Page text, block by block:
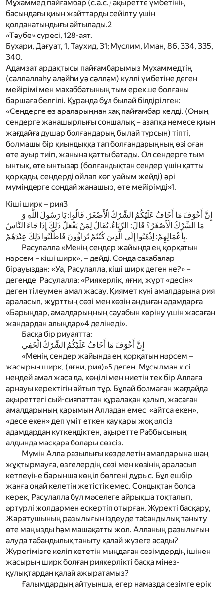
Мұхаммед пайғамбар (с.а.с.) ақыретте үмбетінің
басындағы қиын жайттарды сейілту үшін
қолданатындығы айтылады.2
«Тәубе» сүресі, 128-аят.
Бұхари, Дағуат, 1, Таухид, 31; Мүслим, Иман, 86, 334, 335,
340.
Адамзат ардақтысы пайғамбарымыз Мұхаммедтің
(саллаллаһу аләйһи уә сәлләм) күллі үмбетіне деген
мейірімі мен махаббатының тым ерекше болғаны
баршаға белгілі. Құранда бұл былай білдірілген:
«Сендерге өз араларыңнан хақ пайғамбар келді. (Оның
сендерге жанашырлығы соншалық – азапқа немесе қиын
жағдайға душар болғандарың былай тұрсын) тіпті,
болмашы бір қиындыққа тап болғандарыңның өзі оған
өте ауыр тиіп, жанына қатты батады. Ол сендерге тым
ынтық, өте ынтызар (болғандықтан сендер үшін қатты
қорқады, сендерді ойлап көп уайым жейді) әрі
мүміндерге сондай жанашыр, өте мейірімді»1.
Кіші ширк – рия3
إِنَّ أَخْوَفَ مَا أَخَافُ عَلَيْكُمُ الشِّرْكُ الْأَصْغَرُ. قَالُوا: يَا رَسُولَ اللَّهِ وَ
مَا الشِّرْكُ الْأَصْغَرُ؟ قَالَ: الرِّيَاءُ. يُقَالُ لِمَنْ يَفْعَلْ ذَلِكَ إِذَا جَاءَ النَّاسُ
بِأَعْمَالِهِمْ: اِذْهَبُوا إِلَى الَّذِينَ كُنْتُمْ تُرَاؤُونَ فَاطْلُبُوا ذَلِكَ عِنْدَهُمْ.
Расулалла «Менің сендер жайында ең қорқатын
нәрсем – кіші ширк», – дейді. Сонда сахабалар
бірауыздан: «Уа, Расулалла, кіші ширк деген не?» –
дегенде, Расулалла: «Риякерлік, яғни, жұрт «десін»
деген тілеумен амал жасау. Қиямет күні амалдарына рия
араласып, жұрттың сөзі мен көзін аңдыған адамдарға
«Барыңдар, амалдарыңның сауабын көріну үшін жасаған
жандардан алыңдар»4 делінеді».
Басқа бір риуаятта:
إِنَّ أَخْوَفَ مَا أَخَافُ عَلَيْكُمُ الشِّرْكُ الْخَفِي
«Менің сендер жайында ең қорқатын нәрсем –
жасырын ширк, (яғни, рия)»5 деген. Мұсылман кісі
нендей амал жаса да, көңілі мен ниетін тек бір Аллаға
арнауы керектігін айтып тұр. Бұлай болмаған жағдайда
ақыреттегі сый-сияпаттан құралақан қалып, жасаған
амалдарының қарымын Алладан емес, «айтса екен»,
«десе екен» деп үміт еткен қауқары жоқ әлсіз
адамдардан күткендіктен, ақыретте Раббысының
алдында масқара болары сөзсіз.
Мүмін Алла разылығы көзделетін амалдарына шаң
жұқтырмауға, өзгелердің сөзі мен көзінің араласып
кетпеуіне барынша көңіл бөлгені дұрыс. Бұл ешбір
жанға оңай келетін жетістік емес. Сондықтан болса
керек, Расулалла бұл мәселеге айрықша тоқталып,
әртүрлі жолдармен ескертіп отырған. Жүректі басқару,
Жаратушының разылығын іздеуде табандылық таныту
өте маңызды һәм машақатты жол. Алланың разылығын
алуда табандылық таныту қалай жүзеге асады?
Жүрегімізге келіп кететін мыңдаған сезімдердің ішінен
жасырын ширк болған риякерлікті басқа мінез-
құлықтардан қалай ажыратамыз?
Ғалымдардың айтуынша, егер намазда сезімге ерік